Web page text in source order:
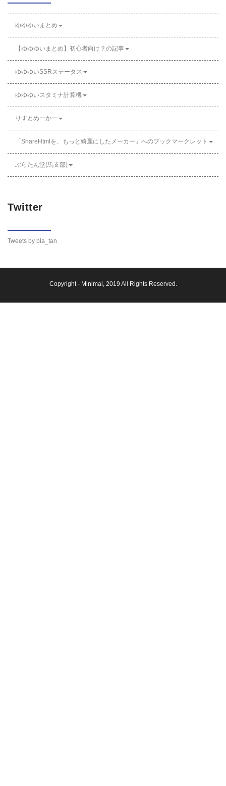
ゆゆゆいまとめ
【ゆゆゆいまとめ】初心者向け？の記事
ゆゆゆいSSRステータス
ゆゆゆいスタミナ計算機
りすとめーかー
「ShareHtmlを、もっと綺麗にしたメーカー」へのブックマークレット
ぶらたん堂(馬支部)
Twitter
Tweets by bla_tan
Copyright - Minimal , 2019 All Rights Reserved.